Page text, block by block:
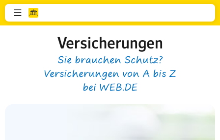
Versicherungen
Sie brauchen Schutz?
Versicherungen von A bis Z
bei WEB.DE